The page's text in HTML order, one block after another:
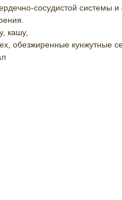
сосудистой системы и
кашу,
обезжиренные кунжутные